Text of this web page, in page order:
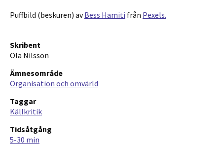
Skribent
Ola Nilsson
Ämnesområde
Organisation och omvärld
Taggar
Källkritik
Tidsåtgång
5-30 min
Puffbild (beskuren) avBess Hamiti från Pexels.